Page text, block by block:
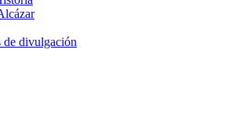
de divulgación